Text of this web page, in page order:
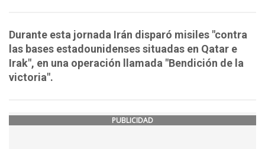
Durante esta jornada Irán disparó misiles "contra
las bases estadounidenses situadas en Qatar e
Irak", en una operación llamada "Bendición de la
victoria".
PUBLICIDAD